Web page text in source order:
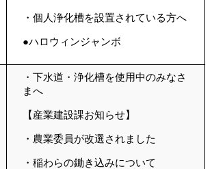
・ 個人浄化槽を設置されている方へ
●ハロウィンジャンボ
・ 下水道・浄化槽を使用中のみなさ
まへ
【産業建設課お知らせ】
・農業委員が改選されました
・ 稲わらの鋤き込みについて